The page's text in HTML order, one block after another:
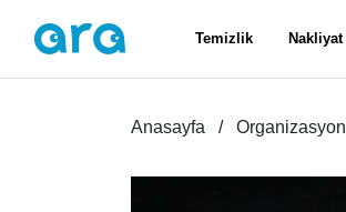
Temizlik Nakliyat
Anasayfa Organizasyon